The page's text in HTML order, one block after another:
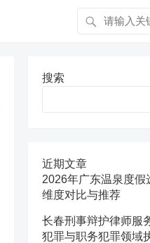
搜索
近期文章
2026年广东温泉度
维度对比与推荐
长春刑事辩护律师
犯罪与职务犯罪领域